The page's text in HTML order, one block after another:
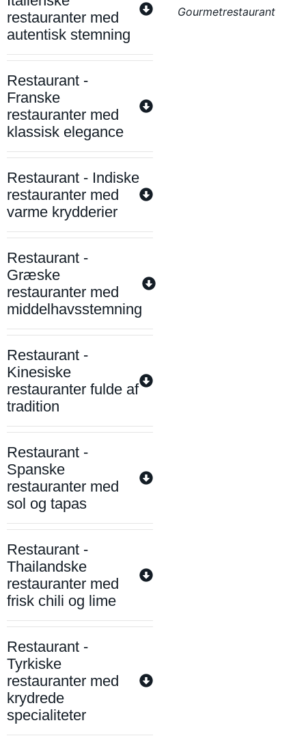
restauranter med
autentisk stemning
Restaurant -
Franske
restauranter med
klassisk elegance
Restaurant - Indiske
restauranter med
varme krydderier
Restaurant -
Græske
restauranter med
middelhavsstemning
Restaurant -
Kinesiske
restauranter fulde af
tradition
Restaurant -
Spanske
restauranter med
sol og tapas
Restaurant -
Thailandske
restauranter med
frisk chili og lime
Restaurant -
Tyrkiske
restauranter med
krydrede
specialiteter
Gourmetrestaurant